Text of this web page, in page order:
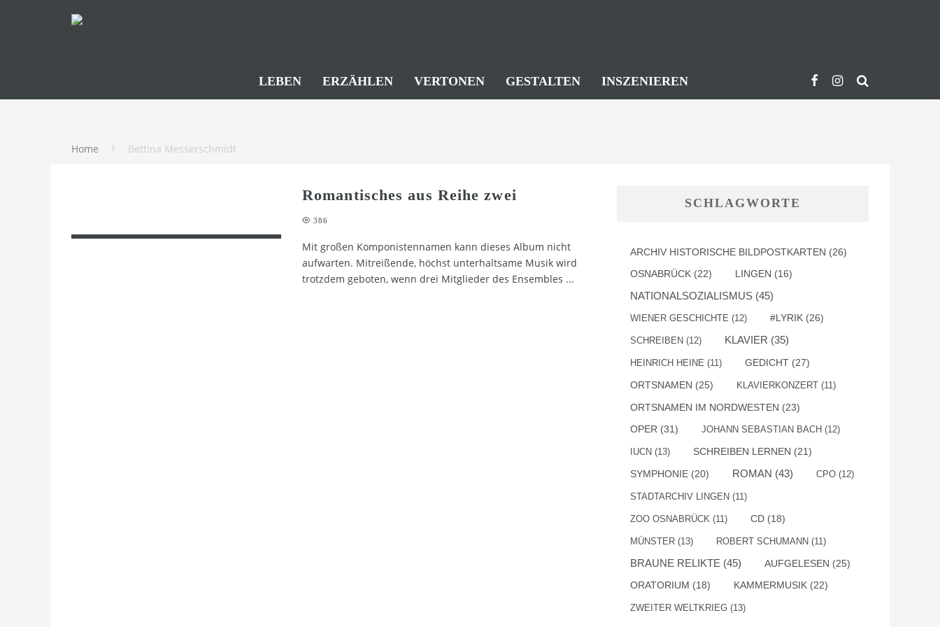
LEBEN ERZÄHLEN VERTONEN GESTALTEN INSZENIEREN
Home Bettina Messerschmidt
Romantisches aus Reihe zwei
386
Mit großen Komponistennamen kann dieses Album nicht
aufwarten. Mitreißende, höchst unterhaltsame Musik wird
trotzdem geboten, wenn drei Mitglieder des Ensembles ...
SCHLAGWORTE
ARCHIV HISTORISCHE BILDPOSTKARTEN (26)
OSNABRÜCK (22) LINGEN (16)
NATIONALSOZIALISMUS (45)
WIENER GESCHICHTE (12) #LYRIK (26)
SCHREIBEN (12) KLAVIER (35)
HEINRICH HEINE (11) GEDICHT (27)
ORTSNAMEN (25) KLAVIERKONZERT (11)
ORTSNAMEN IM NORDWESTEN (23)
OPER (31) JOHANN SEBASTIAN BACH (12)
IUCN (13) SCHREIBEN LERNEN (21)
SYMPHONIE (20) ROMAN (43) CPO (12)
STADTARCHIV LINGEN (11)
ZOO OSNABRÜCK (11) CD (18)
MÜNSTER (13) ROBERT SCHUMANN (11)
BRAUNE RELIKTE (45) AUFGELESEN (25)
ORATORIUM (18) KAMMERMUSIK (22)
ZWEITER WELTKRIEG (13)